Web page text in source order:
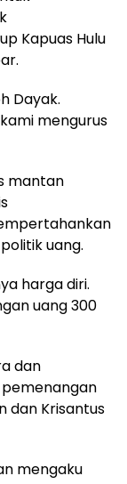
Kapuas Hulu
Dayak.
mengurus
mantan
uang.
harga diri.
uang 300
dan
dan Krisantus
mengaku